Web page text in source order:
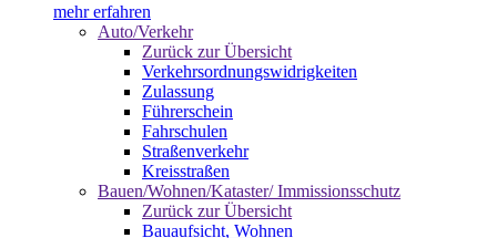
mehr erfahren
Auto/Verkehr
Zurück zur Übersicht
Verkehrsordnungswidrigkeiten
Zulassung
Führerschein
Fahrschulen
Straßenverkehr
Kreisstraßen
Bauen/Wohnen/Kataster/ Immissionsschutz
Zurück zur Übersicht
Bauaufsicht, Wohnen